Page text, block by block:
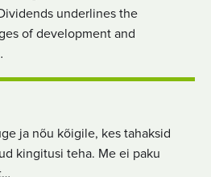
underlines the
of development and
ja nõu kõigile, kes tahaksid
kingitusi teha. Me ei paku